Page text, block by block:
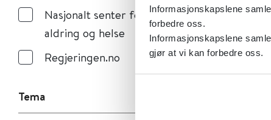
Informasjonskapslene
forbedre oss.
Informasjonskapslene
gjør at vi kan forbedre oss.
Nasjonalt senter for
aldring og helse
Regjeringen.no
Tema